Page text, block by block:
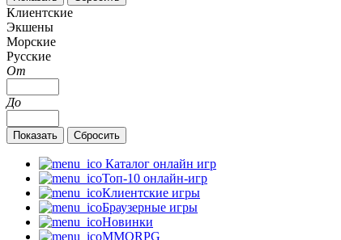
Клиентские
Экшены
Морские
Русские
От
До
Каталог онлайн игр
Топ-10 онлайн-игр
Клиентские игры
Браузерные игры
Новинки
MMORPG